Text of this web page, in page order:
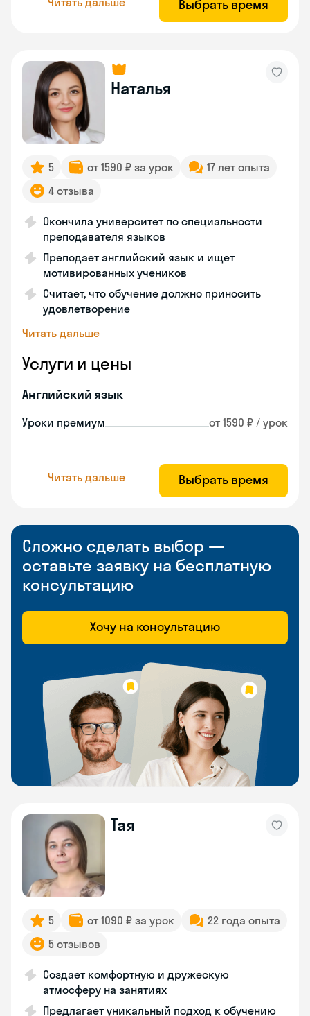
Выбрать время
Наталья
5 от 1590 ₽ за урок
17 лет опыта
4 отзыва
Окончила университет по специальности
преподавателя языков
Преподает английский язык и ищет
мотивированных учеников
Считает, что обучение должно приносить
удовлетворение
Читать дальше
Услуги и цены
Английский язык
Уроки премиум от 1590 ₽ / урок
Читать дальше Выбрать время
Сложно сделать выбор —
оставьте заявку на бесплатную
консультацию
Хочу на консультацию
Тая
5 от 1090 ₽ за урок
22 года опыта
5 отзывов
Создает комфортную и дружескую
атмосферу на занятиях
Предлагает уникальный подход к обучению